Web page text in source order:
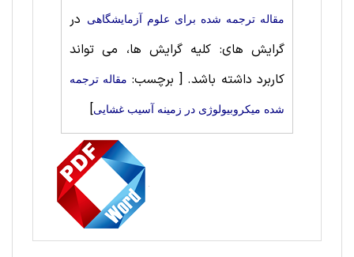
مقاله ترجمه شده برای علوم آزمایشگاهی
در
گرایش های: کلیه گرایش ها، می تواند
کاربرد داشته باشد.[ برچسب: مقاله ترجمه
شده میکروبیولوژی در زمینه آسیب غشایی]